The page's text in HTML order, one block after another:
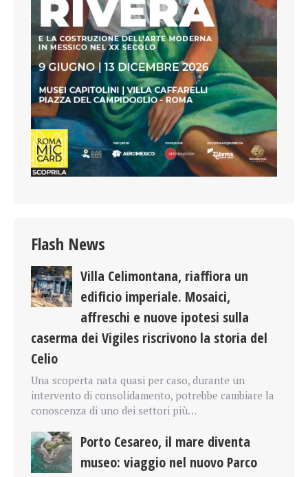
Flash News
Villa Celimontana, riaffiora un
edificio imperiale. Mosaici,
affreschi e nuove ipotesi sulla
caserma dei Vigiles riscrivono la storia del
Celio
Una scoperta nata quasi per caso, durante un
intervento di consolidamento, potrebbe cambiare la
conoscenza di uno dei settori più…
Porto Cesareo, il mare diventa
museo: viaggio nel nuovo Parco